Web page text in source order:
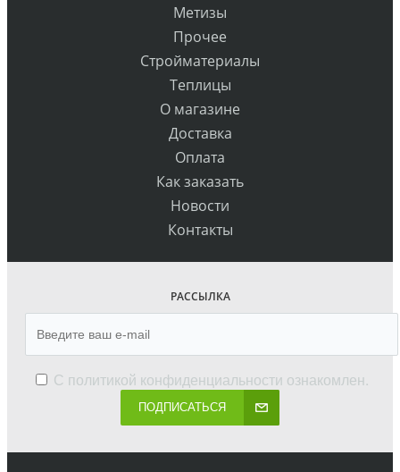
Метизы
Прочее
Стройматериалы
Теплицы
О магазине
Доставка
Оплата
Как заказать
Новости
Контакты
РАССЫЛКА
С политикой конфиденциальности ознакомлен.
ПОДПИСАТЬСЯ